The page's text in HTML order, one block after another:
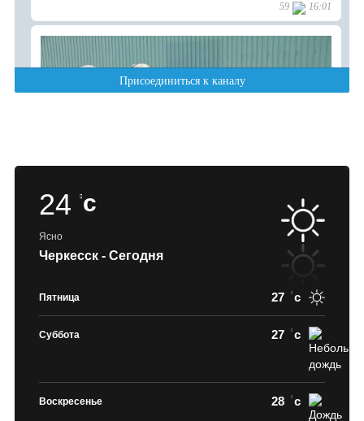
24 c
Ясно
Черкесск - Сегодня
Пятница 27 c
Суббота 27 c
Воскресенье 28 c